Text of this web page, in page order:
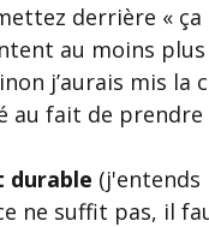
derrière « ça
au moins
j’aurais mis
au fait de
durable (j'entends
ne suffit pas, il